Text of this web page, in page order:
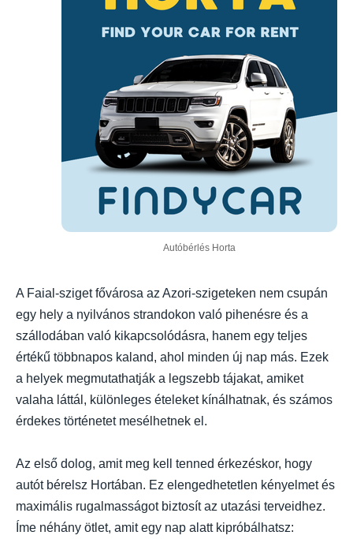
Autóbérlés Horta
A Faial-sziget fővárosa az Azori-szigeteken nem csupán
egy hely a nyilvános strandokon való pihenésre és a
szállodában való kikapcsolódásra, hanem egy teljes
értékű többnapos kaland, ahol minden új nap más. Ezek
a helyek megmutathatják a legszebb tájakat, amiket
valaha láttál, különleges ételeket kínálhatnak, és számos
érdekes történetet mesélhetnek el.
Az első dolog, amit meg kell tenned érkezéskor, hogy
autót bérelsz Hortában. Ez elengedhetetlen kényelmet és
maximális rugalmasságot biztosít az utazási terveidhez.
Íme néhány ötlet, amit egy nap alatt kipróbálhatsz: